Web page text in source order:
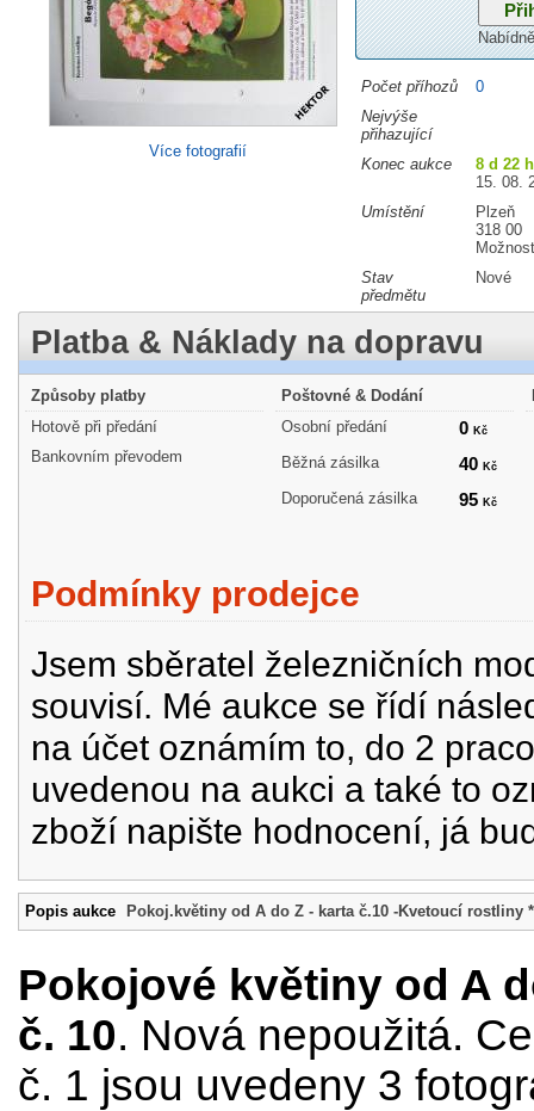
Více fotografií
Počet příhozů
0
Nejvýše
přihazující
Konec aukce
8 d 22
15. 08.
Umístění
Plzeň
318 00
Stav
předmětu
Nové
Platba & Náklady na dopravu
Způsoby platby
Hotově při předání
Bankovním převodem
Poštovné & Dodání
Osobní předání
0 Kč
Běžná zásilka 40 Kč
Doporučená zásilka 95 Kč
Podmínky prodejce
Jsem sběratel železničních
souvisí. Mé aukce se řídí
na účet oznámím to, do 2
uvedenou na aukci a také to
zboží napište hodnocení, já
Popis aukce Pokoj.květiny od A do Z - karta č.10 -Kvetoucí rostliny
Pokojové květiny od A
č. 10. Nová nepoužitá.
č. 1 jsou uvedeny 3